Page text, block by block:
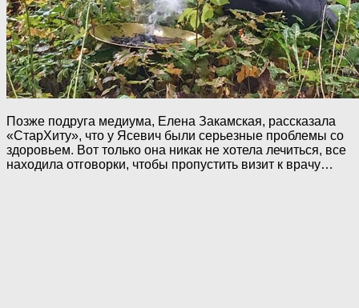
Позже подруга медиума, Елена Закамская, рассказала
«СтарХиту», что у Ясевич были серьезные проблемы со
здоровьем. Вот только она никак не хотела лечиться, все
находила отговорки, чтобы пропустить визит к врачу…